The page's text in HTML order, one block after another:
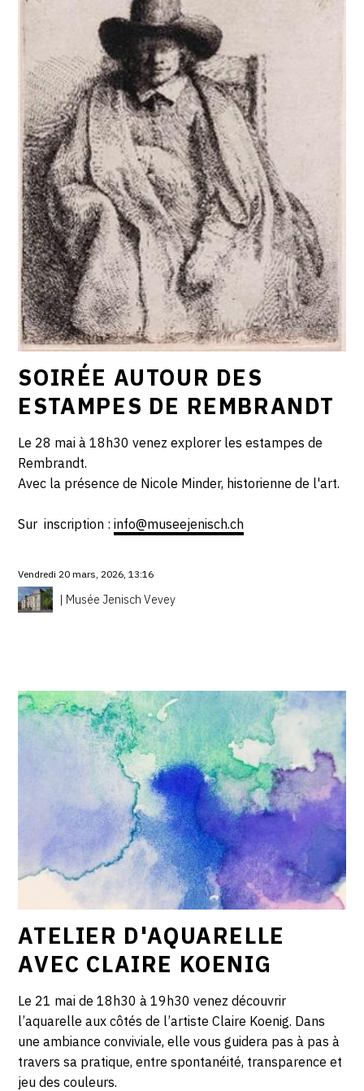
SOIRÉE AUTOUR DES
ESTAMPES DE REMBRANDT
Le 28 mai à 18h30 venez explorer les estampes de
Rembrandt.
Avec la présence de Nicole Minder, historienne de l'art.
Sur inscription :info@museejenisch.ch
Vendredi 20 mars, 2026, 13:16
| Musée Jenisch Vevey
ATELIER D'AQUARELLE
AVEC CLAIRE KOENIG
Le 21 mai de 18h30 à 19h30 venez découvrir
l’aquarelle aux côtés de l’artiste Claire Koenig. Dans
une ambiance conviviale, elle vous guidera pas à pas à
travers sa pratique, entre spontanéité, transparence et
jeu des couleurs.